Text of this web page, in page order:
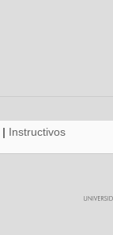
| Instructivos